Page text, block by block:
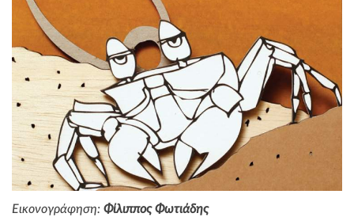
Εικονογράφηση: Φίλιππος Φωτιάδης